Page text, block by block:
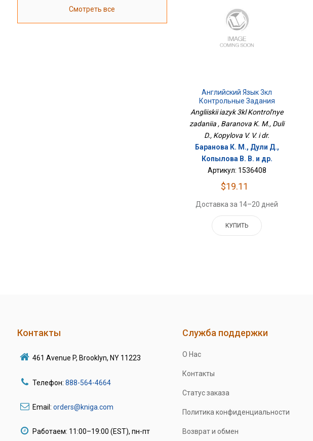
Смотреть все
Английский Язык 3кл
Контрольные Задания
Angliiskii iazyk 3kl Kontrol'nye
zadaniia , Baranova K. M., Duli
D., Kopylova V. V. i dr.
Баранова К. М., Дули Д.,
Копылова В. В. и др.
Артикул: 1536408
$19.11
Доставка за 14–20 дней
КУПИТЬ
Контакты
461 Avenue P, Brooklyn, NY 11223
Телефон: 888-564-4664
Email: orders@kniga.com
Работаем: 11:00–19:00 (EST), пн-пт
Служба поддержки
О Нас
Контакты
Статус заказа
Политика конфиденциальности
Возврат и обмен